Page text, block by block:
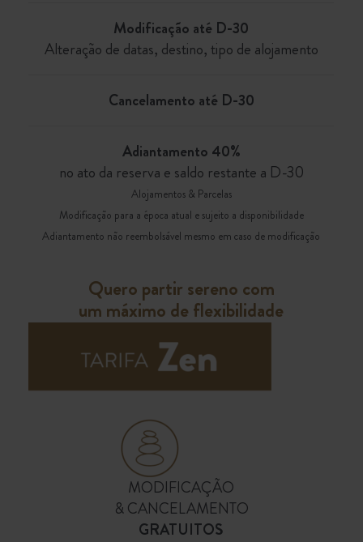
Modificação até D-30
Alteração de datas, destino, tipo de alojamento
Cancelamento até D-30
Adiantamento 40%
no ato da reserva e saldo restante a D-30
Alojamentos & Parcelas
Modificação para a época atual e sujeito a disponibilidade
Adiantamento não reembolsável mesmo em caso de modificação
Quero partir sereno com
um máximo de flexibilidade
MODIFICAÇÃO
& CANCELAMENTO
GRATUITOS